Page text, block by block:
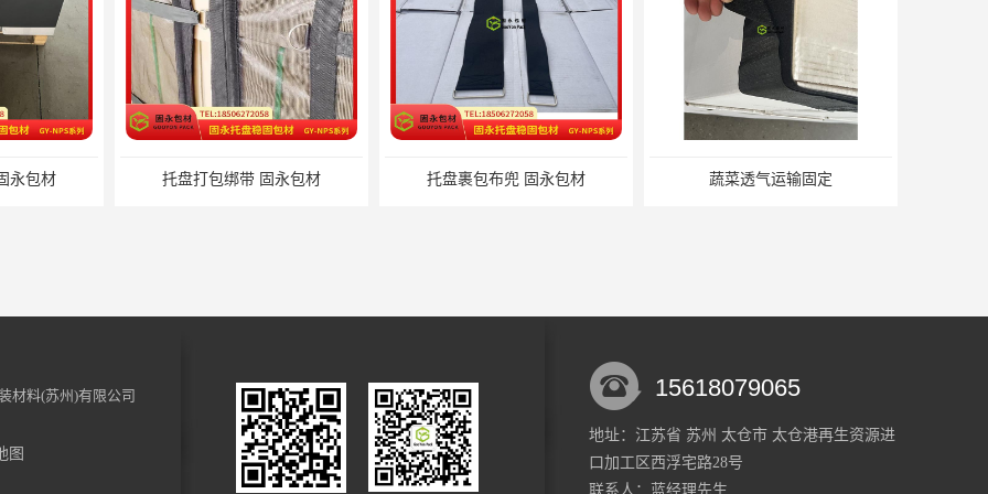
永包材 托盘打包绑带 固永包材 托盘裹包布兜 固永包材 蔬菜透气运输固定
化妆品装饰材料 固永包材 蔬菜透气运输固定 操作简便 固永包材
材料(苏州)有限公司
图
15618079065
地址：江苏省 苏州 太仓市 太仓港再生资源进
口加工区西浮宅路28号
联系人：蓝经理先生